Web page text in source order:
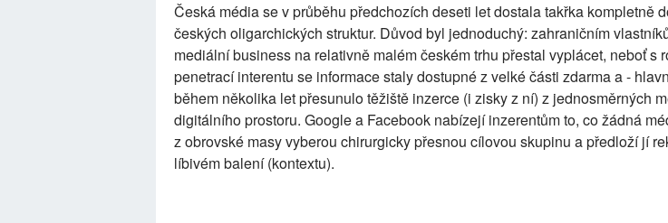
Česká média se v průběhu předchozích deseti let dostala takřka kompletně
českých oligarchických struktur. Důvod byl jednoduchý: zahraničním
mediální business na relativně malém českém trhu přestal vyplácet, neboť s
penetrací interentu se informace staly dostupné z velké části zdarma a -
během několika let přesunulo těžiště inzerce (i zisky z ní) z jednosměrných
digitálního prostoru. Google a Facebook nabízejí inzerentům to, co žádná
z obrovské masy vyberou chirurgicky přesnou cílovou skupinu a předloží jí
líbivém balení (kontextu).